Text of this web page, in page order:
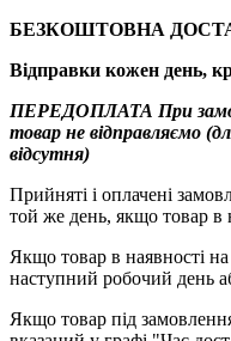
БЕЗКОШТОВНА
Відправки кожен день,
ПЕРЕДОПЛАТА При
товар не відправляємо
відсутня)
Прийняті і оплачені
той же день, якщо товар в
Якщо товар в наявності на
наступний робочий день
Якщо товар під